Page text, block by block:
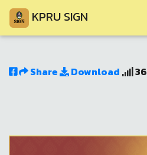
KPRU SIGN
Share Download 36